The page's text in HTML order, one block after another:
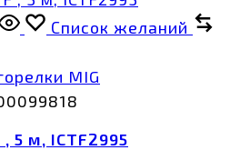
Список желаний
MIG
, 5 м, ICTF2995